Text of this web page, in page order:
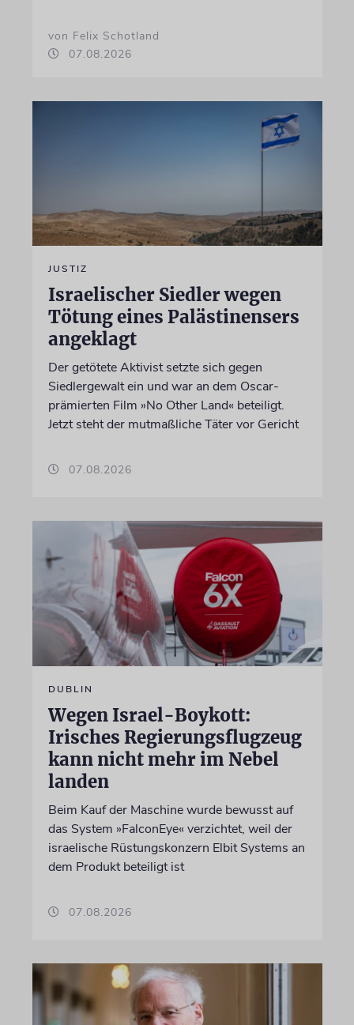
von Felix Schotland
07.08.2026
JUSTIZ
Israelischer Siedler wegen
Tötung eines Palästinensers
angeklagt
Der getötete Aktivist setzte sich gegen
Siedlergewalt ein und war an dem Oscar-
prämierten Film »No Other Land« beteiligt.
Jetzt steht der mutmaßliche Täter vor Gericht
07.08.2026
DUBLIN
Wegen Israel-Boykott:
Irisches Regierungsflugzeug
kann nicht mehr im Nebel
landen
Beim Kauf der Maschine wurde bewusst auf
das System »FalconEye« verzichtet, weil der
israelische Rüstungskonzern Elbit Systems an
dem Produkt beteiligt ist
07.08.2026